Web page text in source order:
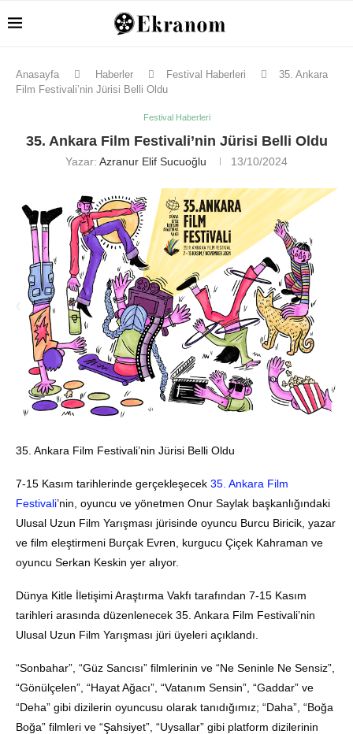
Anasayfa Haberler Festival Haberleri
35. Ankara
Film Festivali’nin Jürisi Belli Oldu
Festival Haberleri
35. Ankara Film Festivali’nin Jürisi Belli Oldu
Yazar: Azranur Elif Sucuoğlu 13/10/2024
35. Ankara Film Festivali’nin Jürisi Belli Oldu
7-15 Kasım tarihlerinde gerçekleşecek 35. Ankara Film
Festivali’nin, oyuncu ve yönetmen Onur Saylak başkanlığındaki
Ulusal Uzun Film Yarışması jürisinde oyuncu Burcu Biricik, yazar
ve film eleştirmeni Burçak Evren, kurgucu Çiçek Kahraman ve
oyuncu Serkan Keskin yer alıyor.
Dünya Kitle İletişimi Araştırma Vakfı tarafından 7-15 Kasım
tarihleri arasında düzenlenecek 35. Ankara Film Festivali’nin
Ulusal Uzun Film Yarışması jüri üyeleri açıklandı.
“Sonbahar”, “Güz Sancısı” filmlerinin ve “Ne Seninle Ne Sensiz”,
“Gönülçelen”, “Hayat Ağacı”, “Vatanım Sensin”, “Gaddar” ve
“Deha” gibi dizilerin oyuncusu olarak tanıdığımız; “Daha”, “Boğa
Boğa” filmleri ve “Şahsiyet”, “Uysallar” gibi platform dizilerinin